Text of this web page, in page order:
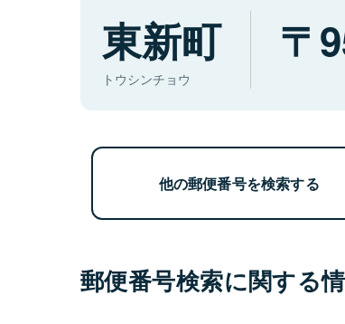
東新町
トウシンチョウ
他の郵便番号を検索する
郵便番号検索に関する